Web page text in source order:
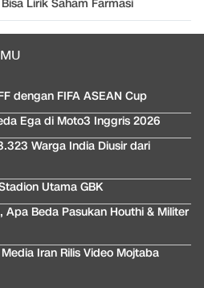
Lirik Saham Farmasi
dengan FIFA ASEAN Cup
Ega di Moto3 Inggris 2026
Warga India Diusir dari
Utama GBK
Apa Beda Pasukan Houthi & Militer
Iran Rilis Video Mojtaba